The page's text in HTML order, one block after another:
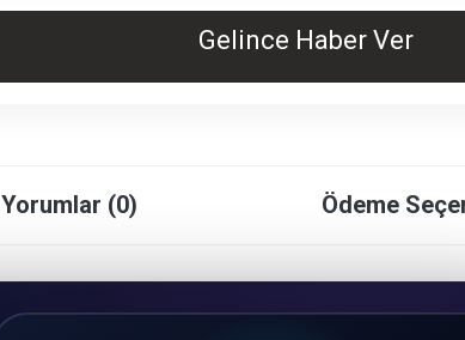
Gelince Haber Ver
Yorumlar (0) Ödeme